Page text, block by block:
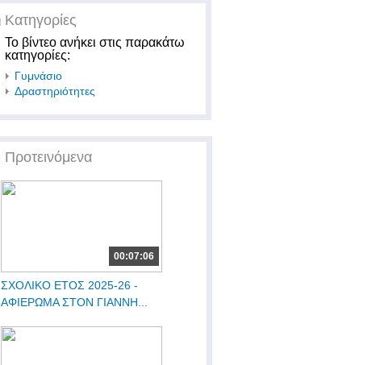
Κατηγορίες
Το βίντεο ανήκει στις παρακάτω
κατηγορίες:
Γυμνάσιο
Δραστηριότητες
Προτεινόμενα
00:07:06
ΣΧΟΛΙΚΟ ΕΤΟΣ 2025-26 -
ΑΦΙΕΡΩΜΑ ΣΤΟΝ ΓΙΑΝΝΗ...